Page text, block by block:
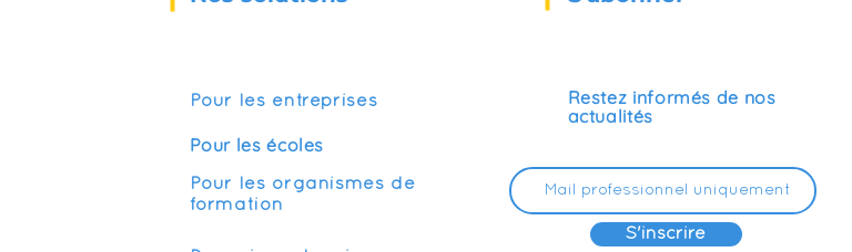
Pour les entreprises
Pour les écoles
Pour les organismes de
formation
Restez informés de nos
actualités
S'inscrire